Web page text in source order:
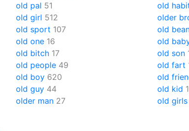
old pal 51
old girl 512
old sport 107
old one 16
old bitch 17
old people 49
old boy 620
old guy 44
older man 27
old
older
old
old
old son
old fart
old
old kid
old girls